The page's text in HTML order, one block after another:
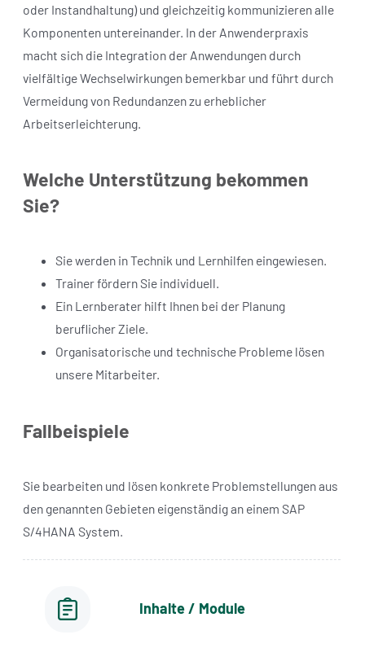
oder Instandhaltung) und gleichzeitig kommunizieren alle
Komponenten untereinander. In der Anwenderpraxis
macht sich die Integration der Anwendungen durch
vielfältige Wechselwirkungen bemerkbar und führt durch
Vermeidung von Redundanzen zu erheblicher
Arbeitserleichterung.
Welche Unterstützung bekommen
Sie?
Sie werden in Technik und Lernhilfen eingewiesen.
Trainer fördern Sie individuell.
Ein Lernberater hilft Ihnen bei der Planung
beruflicher Ziele.
Organisatorische und technische Probleme lösen
unsere Mitarbeiter.
Fallbeispiele
Sie bearbeiten und lösen konkrete Problemstellungen aus
den genannten Gebieten eigenständig an einem SAP
S/4HANA System.
Inhalte / Module